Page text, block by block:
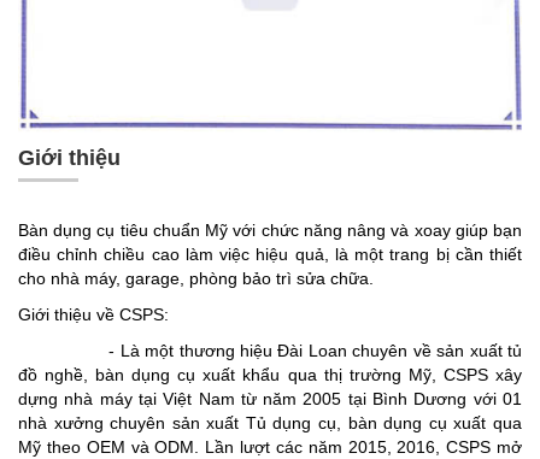
Giới thiệu
Bàn dụng cụ tiêu chuẩn Mỹ với chức năng nâng và xoay giúp bạn
điều chỉnh chiều cao làm việc hiệu quả, là một trang bị cần thiết
cho nhà máy, garage, phòng bảo trì sửa chữa.
Giới thiệu về CSPS:
- Là một thương hiệu Đài Loan chuyên về sản xuất tủ
đồ nghề, bàn dụng cụ xuất khẩu qua thị trường Mỹ, CSPS xây
dựng nhà máy tại Việt Nam từ năm 2005 tại Bình Dương với 01
nhà xưởng chuyên sản xuất Tủ dụng cụ, bàn dụng cụ xuất qua
Mỹ theo OEM và ODM. Lần lượt các năm 2015, 2016, CSPS mở